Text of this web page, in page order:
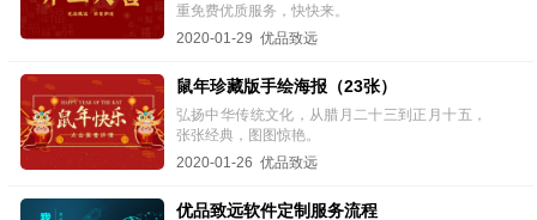
重免费优质服务，快快来。
2020-01-29 优品致远
鼠年珍藏版手绘海报（23张）
弘扬中华传统文化，从腊月二十三到正月十五，
张张经典，图图惊艳。
2020-01-26 优品致远
优品致远软件定制服务流程